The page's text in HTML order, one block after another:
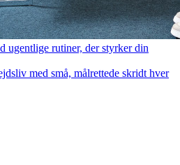
ugentlige rutiner, der styrker din
med små, målrettede skridt hver